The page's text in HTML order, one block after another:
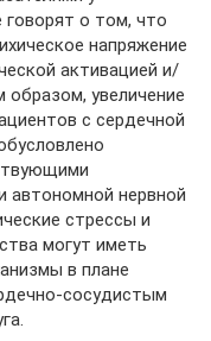
о том, что
напряжение
активацией и/
образом, увеличение
с сердечной
автономной нервной
стрессы и
могут иметь
в плане
сосудистым